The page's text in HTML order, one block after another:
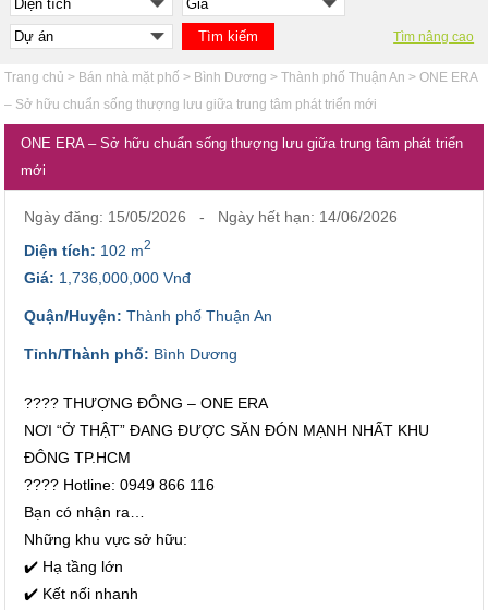
Tìm nâng cao
Trang chủ > Bán nhà mặt phố > Bình Dương >Thành phố Thuận An >ONE ERA
– Sở hữu chuẩn sống thượng lưu giữa trung tâm phát triển mới
ONE ERA – Sở hữu chuẩn sống thượng lưu giữa trung tâm phát triển
mới
Ngày đăng: 15/05/2026 - Ngày hết hạn: 14/06/2026
Diện tích: 102 m2
Giá: 1,736,000,000 Vnđ
Quận/Huyện: Thành phố Thuận An
Tỉnh/Thành phố: Bình Dương
???? THƯỢNG ĐÔNG – ONE ERA
NƠI “Ở THẬT” ĐANG ĐƯỢC SĂN ĐÓN MẠNH NHẤT KHU
ĐÔNG TP.HCM
???? Hotline: 0949 866 116
Bạn có nhận ra…
Những khu vực sở hữu:
✔️ Hạ tầng lớn
✔️ Kết nối nhanh